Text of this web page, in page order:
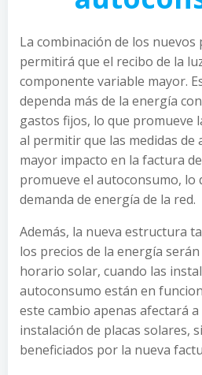
La combinación de los nuevos
permitirá que el recibo de la
componente variable mayor.
dependa más de la energía
gastos fijos, lo que promueve
al permitir que las medidas
mayor impacto en la factura
promueve el autoconsumo, lo
demanda de energía de la red.
Además, la nueva estructura
los precios de la energía
horario solar, cuando las
autoconsumo están en
este cambio apenas afectará
instalación de placas solares,
beneficiados por la nueva